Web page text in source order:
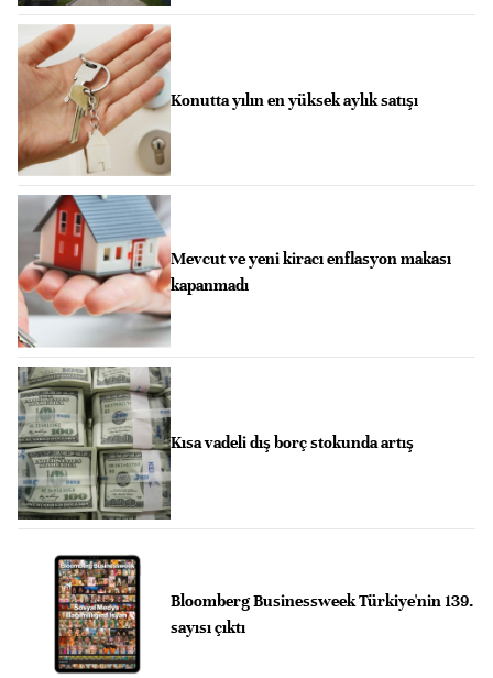
Konutta yılın en yüksek aylık satışı
Mevcut ve yeni kiracı enflasyon makası
kapanmadı
Kısa vadeli dış borç stokunda artış
Bloomberg Businessweek Türkiye'nin 139.
sayısı çıktı